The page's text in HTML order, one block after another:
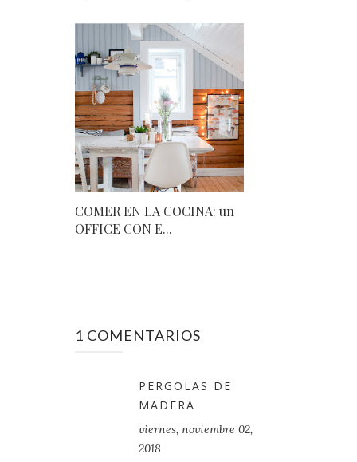
COMER EN LA COCINA: un
OFFICE CON E...
1 COMENTARIOS
PERGOLAS DE
MADERA
viernes, noviembre 02,
2018